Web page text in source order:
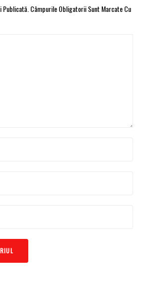
Publicată.Câmpurile Obligatorii Sunt Marcate Cu